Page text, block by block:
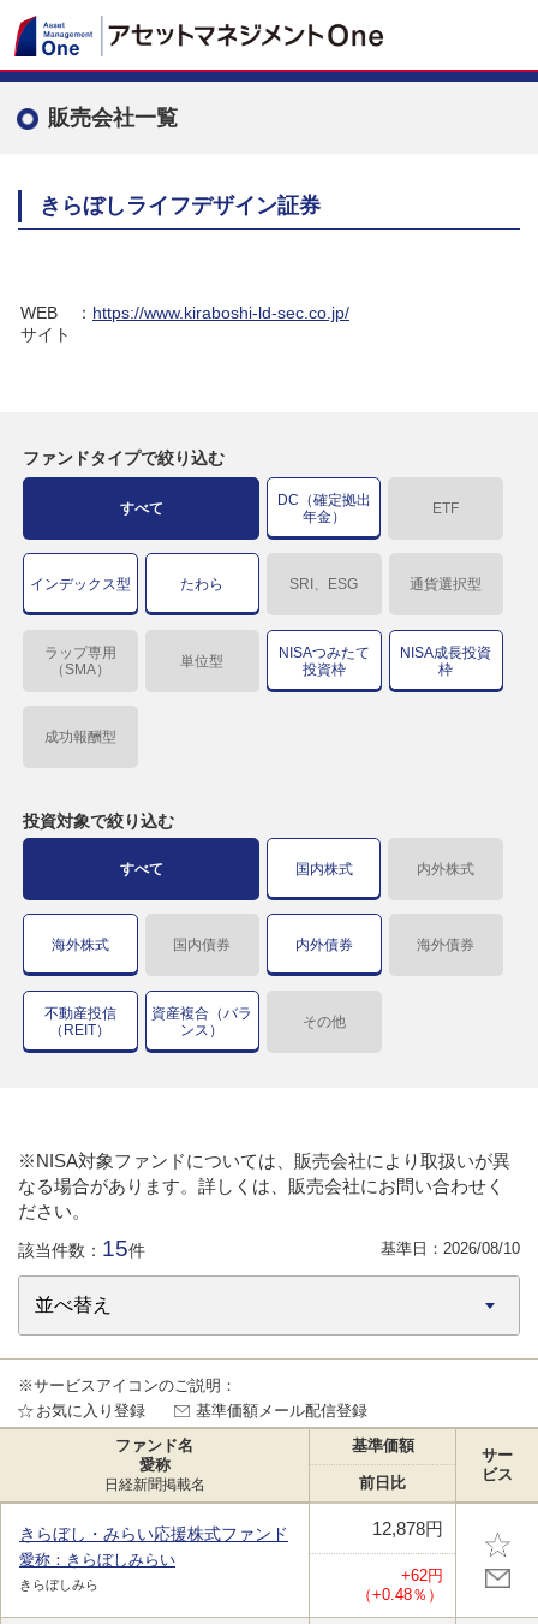
販売会社一覧
きらぼしライフデザイン証券
WEB
サイト
： https://www.kiraboshi-ld-sec.co.jp/
ファンドタイプで絞り込む
すべて
DC（確定拠出
年金）
ETF
インデックス型 たわら SRI、ESG 通貨選択型
ラップ専用
（SMA）
単位型
NISAつみたて
投資枠
NISA成長投資
枠
成功報酬型
投資対象で絞り込む
すべて 国内株式 内外株式
海外株式 国内債券 内外債券 海外債券
不動産投信
（REIT）
資産複合（バラ
ンス）
その他
※NISA対象ファンドについては、販売会社により取扱いが異
なる場合があります。詳しくは、販売会社にお問い合わせく
ださい。
該当件数： 15件 基準日： 2026/08/10
※サービスアイコンのご説明：
お気に入り登録
基準価額メール配信登録
ファンド名
愛称
日経新聞掲載名
基準価額
サー
ビス
前日比
きらぼし・みらい応援株式ファンド
愛称：きらぼしみらい
きらぼしみら
12,878円
+62円
（+0.48％）